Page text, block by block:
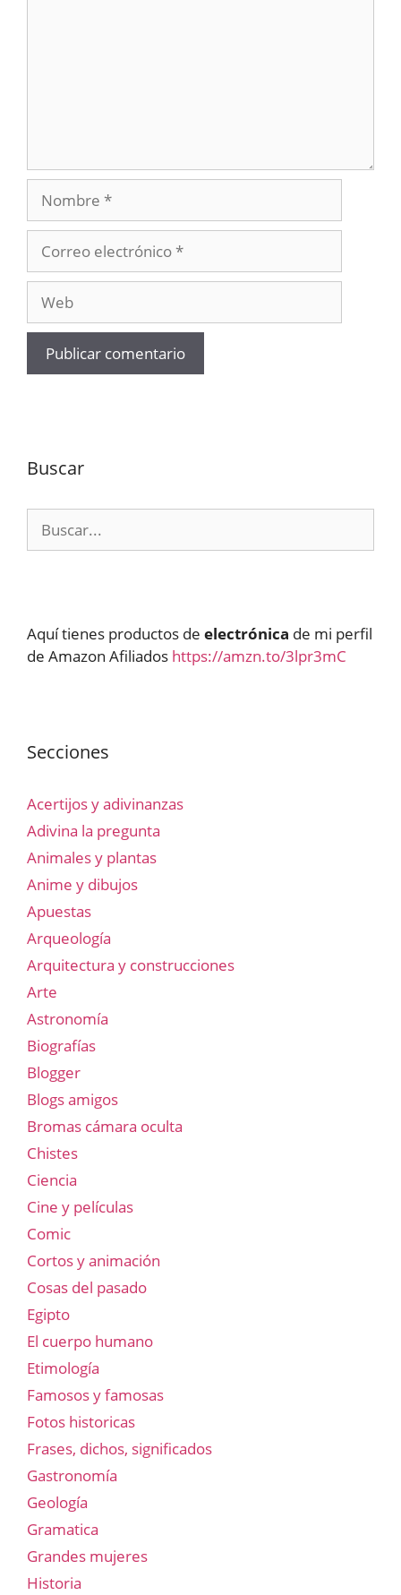
Nombre
electrónico
Buscar
Aquí tienes productos de electrónica de mi perfil
de Amazon Afiliados https://amzn.to/3lpr3mC
Secciones
Acertijos y adivinanzas
Adivina la pregunta
Animales y plantas
Anime y dibujos
Apuestas
Arqueología
Arquitectura y construcciones
Arte
Astronomía
Biografías
Blogger
Blogs amigos
Bromas cámara oculta
Chistes
Ciencia
Cine y películas
Comic
Cortos y animación
Cosas del pasado
Egipto
El cuerpo humano
Etimología
Famosos y famosas
Fotos historicas
Frases, dichos, significados
Gastronomía
Geología
Gramatica
Grandes mujeres
Historia